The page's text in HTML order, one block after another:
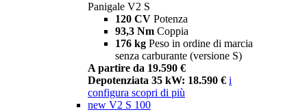
Panigale V2 S
120 CV Potenza
93,3 Nm Coppia
176 kg Peso in ordine di marcia
senza carburante (versione S)
A partire da 19.590 €
Depotenziata 35 kW: 18.590 € i
configura scopri di più
new V2 S 100